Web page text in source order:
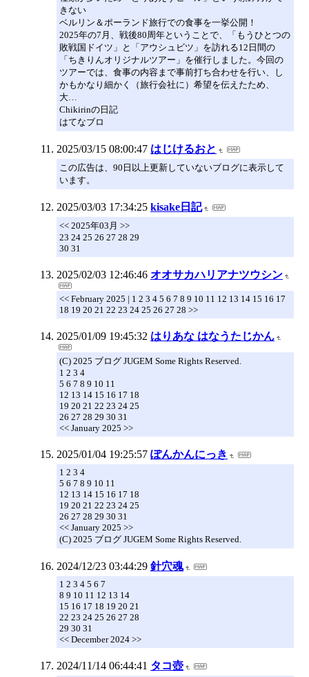
きない
ベルリン＆ポーランド旅行での食事を一挙公開！
2025年の7月、戦後80周年ということで、「もうひとつの
敗戦国ドイツ」と「アウシュビツ」を訪れる12日間の
「ちきりんオリジナルツアー」を催行しました。今回の
ツアーでは、食事の内容まで事前打ち合わせを行い、し
かもかなり細かく（旅行会社に）希望を伝えたため、
大…
Chikirinの日記
はてなブロ
2025/03/15 08:00:47 はじけるおと
この広告は、90日以上更新していないブログに表示して
います。
2025/03/03 17:34:25 kisake日記
<< 2025年03月 >>
23 24 25 26 27 28 29
30 31
2025/02/03 12:46:46 オオサカハリアナツウシン
<< February 2025 | 1 2 3 4 5 6 7 8 9 10 11 12 13 14 15 16 17
18 19 20 21 22 23 24 25 26 27 28 >>
2025/01/09 19:45:32 はりあな はなうたじかん
(C) 2025 ブログ JUGEM Some Rights Reserved.
1 2 3 4
5 6 7 8 9 10 11
12 13 14 15 16 17 18
19 20 21 22 23 24 25
26 27 28 29 30 31
<< January 2025 >>
2025/01/04 19:25:57 ぽんかんにっき
1 2 3 4
5 6 7 8 9 10 11
12 13 14 15 16 17 18
19 20 21 22 23 24 25
26 27 28 29 30 31
<< January 2025 >>
(C) 2025 ブログ JUGEM Some Rights Reserved.
2024/12/23 03:44:29 針穴魂
1 2 3 4 5 6 7
8 9 10 11 12 13 14
15 16 17 18 19 20 21
22 23 24 25 26 27 28
29 30 31
<< December 2024 >>
2024/11/14 06:44:41 タコ壺